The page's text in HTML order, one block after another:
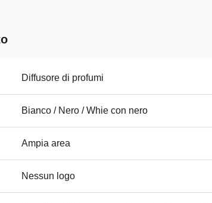
Diffusore di profumi
Bianco / Nero / Whie con nero
Ampia area
Nessun logo